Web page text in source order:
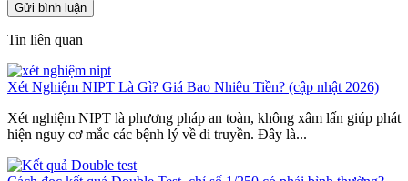
Tin liên quan
Xét Nghiệm NIPT Là Gì? Giá Bao Nhiêu Tiền? (cập nhật 2026)
Xét nghiệm NIPT là phương pháp an toàn, không xâm lấn giúp phát
hiện nguy cơ mắc các bệnh lý về di truyền. Đây là...